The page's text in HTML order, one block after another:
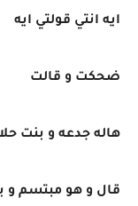
ايه انتي قولتي ايه
ضحكت و قالت
هاله جدعه و بنت
قال و هو مبتسم